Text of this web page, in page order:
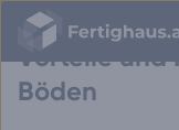
Fertighaus
Logo
Anmelden
Vorteile und
Böden